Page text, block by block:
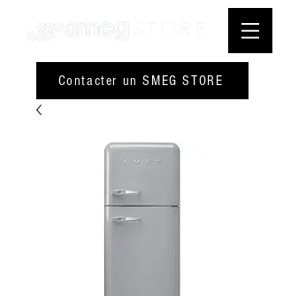
Contacter un SMEG STORE